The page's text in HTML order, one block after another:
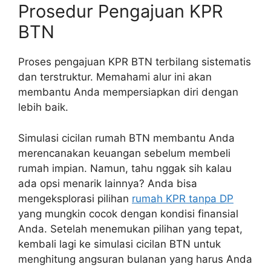
Prosedur Pengajuan KPR
BTN
Proses pengajuan KPR BTN terbilang sistematis
dan terstruktur. Memahami alur ini akan
membantu Anda mempersiapkan diri dengan
lebih baik.
Simulasi cicilan rumah BTN membantu Anda
merencanakan keuangan sebelum membeli
rumah impian. Namun, tahu nggak sih kalau
ada opsi menarik lainnya? Anda bisa
mengeksplorasi pilihan rumah KPR tanpa DP
yang mungkin cocok dengan kondisi finansial
Anda. Setelah menemukan pilihan yang tepat,
kembali lagi ke simulasi cicilan BTN untuk
menghitung angsuran bulanan yang harus Anda